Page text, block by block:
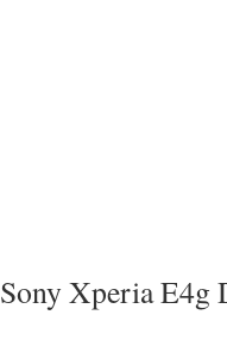
Sony Xperia E4g